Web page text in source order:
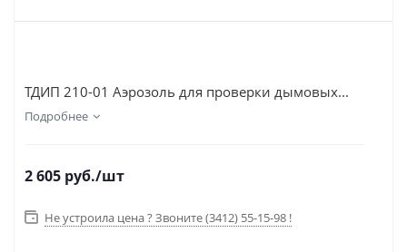
ТДИП 210-01 Аэрозоль для проверки дымовых...
Подробнее
2 605 руб./шт
Не устроила цена ? Звоните (3412) 55-15-98 !